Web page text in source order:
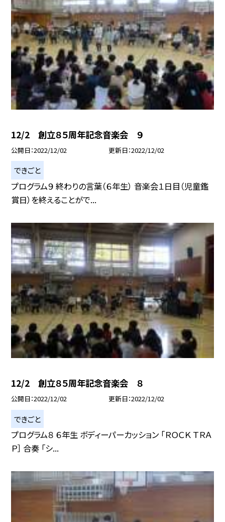
12/2 創立８５周年記念音楽会 ９
公開日 2022/12/02 更新日 2022/12/02
できごと
プログラム９ 終わりの言葉（６年生） 音楽会１日目（児童鑑
賞日）を終えることがで...
12/2 創立８５周年記念音楽会 ８
公開日 2022/12/02 更新日 2022/12/02
できごと
プログラム８ ６年生 ボディーパーカッション 「ＲＯＣＫ ＴＲＡ
Ｐ］ 合奏 「シ...